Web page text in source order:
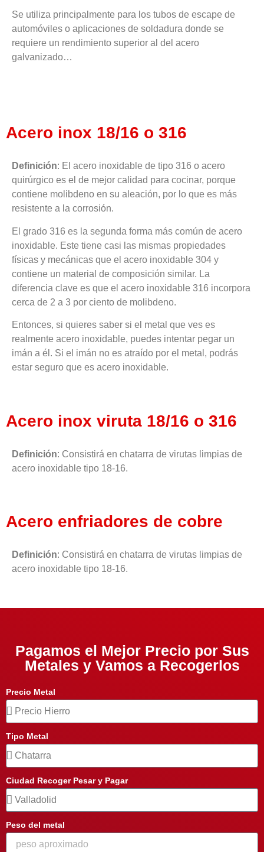
Se utiliza principalmente para los tubos de escape de
automóviles o aplicaciones de soldadura donde se
requiere un rendimiento superior al del acero
galvanizado…
Acero inox 18/16 o 316
Definición: El acero inoxidable de tipo 316 o acero
quirúrgico es el de mejor calidad para cocinar, porque
contiene molibdeno en su aleación, por lo que es más
resistente a la corrosión.
El grado 316 es la segunda forma más común de acero
inoxidable. Este tiene casi las mismas propiedades
físicas y mecánicas que el acero inoxidable 304 y
contiene un material de composición similar. La
diferencia clave es que el acero inoxidable 316 incorpora
cerca de 2 a 3 por ciento de molibdeno.
Entonces, si quieres saber si el metal que ves es
realmente acero inoxidable, puedes intentar pegar un
imán a él. Si el imán no es atraído por el metal, podrás
estar seguro que es acero inoxidable.
Acero inox viruta 18/16 o 316
Definición: Consistirá en chatarra de virutas limpias de
acero inoxidable tipo 18-16.
Acero enfriadores de cobre
Definición: Consistirá en chatarra de virutas limpias de
acero inoxidable tipo 18-16.
Pagamos el Mejor Precio por Sus
Metales y Vamos a Recogerlos
Precio Metal
Tipo Metal
Ciudad Recoger Pesar y Pagar
Peso del metal